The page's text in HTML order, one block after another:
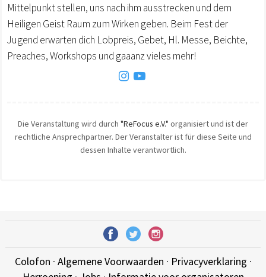
Mittelpunkt stellen, uns nach ihm ausstrecken und dem
Heiligen Geist Raum zum Wirken geben. Beim Fest der
Jugend erwarten dich Lobpreis, Gebet, Hl. Messe, Beichte,
Preaches, Workshops und gaaanz vieles mehr!
Die Veranstaltung wird durch "ReFocus e.V." organisiert und ist der
rechtliche Ansprechpartner. Der Veranstalter ist für diese Seite und
dessen Inhalte verantwortlich.
Colofon · Algemene Voorwaarden · Privacyverklaring ·